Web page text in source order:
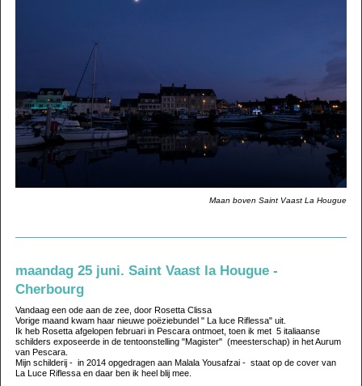
Maan boven Saint Vaast La Hougue
maandag 25 juni. Saint Vaast la Hougue -
Cherbourg
Vandaag een ode aan de zee, door Rosetta Clissa
Vorige maand kwam haar nieuwe poëziebundel " La luce Riflessa" uit.
Ik heb Rosetta afgelopen februari in Pescara ontmoet, toen ik met 5 italiaanse
schilders exposeerde in de tentoonstelling "Magister" (meesterschap) in het Aurum
van Pescara.
Mijn schilderij - in 2014 opgedragen aan Malala Yousafzai - staat op de cover van
La Luce Riflessa en daar ben ik heel blij mee.